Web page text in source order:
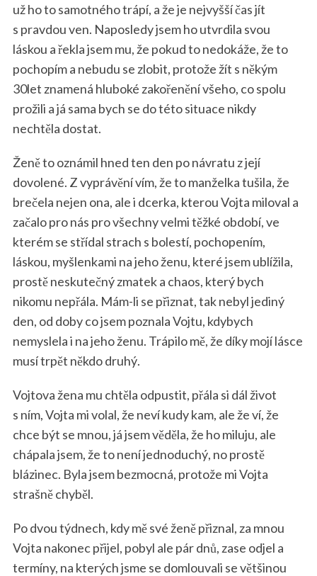
už ho to samotného trápí, a že je nejvyšší čas jít
s pravdou ven. Naposledy jsem ho utvrdila svou
láskou a řekla jsem mu, že pokud to nedokáže, že to
pochopím a nebudu se zlobit, protože žít s někým
30let znamená hluboké zakořenění všeho, co spolu
prožili a já sama bych se do této situace nikdy
nechtěla dostat.
Ženě to oznámil hned ten den po návratu z její
dovolené. Z vyprávění vím, že to manželka tušila, že
brečela nejen ona, ale i dcerka, kterou Vojta miloval a
začalo pro nás pro všechny velmi těžké období, ve
kterém se střídal strach s bolestí, pochopením,
láskou, myšlenkami na jeho ženu, které jsem ublížila,
prostě neskutečný zmatek a chaos, který bych
nikomu nepřála. Mám-li se přiznat, tak nebyl jediný
den, od doby co jsem poznala Vojtu, kdybych
nemyslela i na jeho ženu. Trápilo mě, že díky mojí lásce
musí trpět někdo druhý.
Vojtova žena mu chtěla odpustit, přála si dál život
s ním, Vojta mi volal, že neví kudy kam, ale že ví, že
chce být se mnou, já jsem věděla, že ho miluju, ale
chápala jsem, že to není jednoduchý, no prostě
blázinec. Byla jsem bezmocná, protože mi Vojta
strašně chyběl.
Po dvou týdnech, kdy mě své ženě přiznal, za mnou
Vojta nakonec přijel, pobyl ale pár dnů, zase odjel a
termíny, na kterých jsme se domlouvali se většinou
S
e
a
f
o
r